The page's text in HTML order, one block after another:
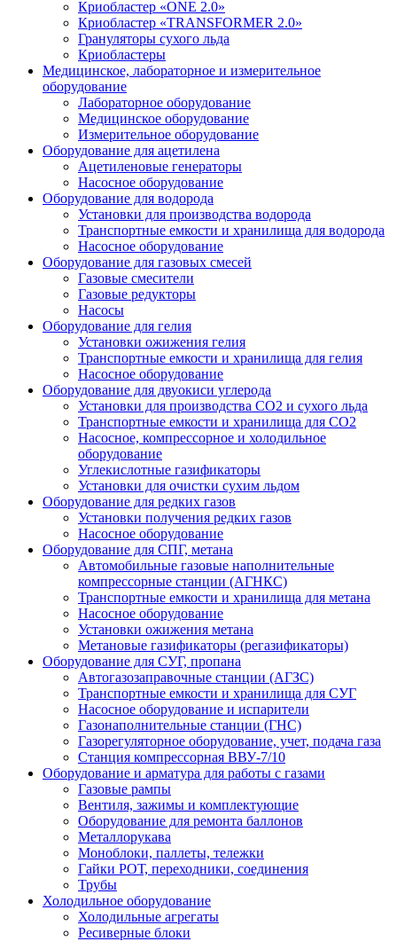
Криобластер «ONE 2.0»
Криобластер «TRANSFORMER 2.0»
Грануляторы сухого льда
Криобластеры
Медицинское, лабораторное и измерительное
оборудование
Лабораторное оборудование
Медицинское оборудование
Измерительное оборудование
Оборудование для ацетилена
Ацетиленовые генераторы
Насосное оборудование
Оборудование для водорода
Установки для производства водорода
Транспортные емкости и хранилища для водорода
Насосное оборудование
Оборудование для газовых смесей
Газовые смесители
Газовые редукторы
Насосы
Оборудование для гелия
Установки ожижения гелия
Транспортные емкости и хранилища для гелия
Насосное оборудование
Оборудование для двуокиси углерода
Установки для производства СО2 и сухого льда
Транспортные емкости и хранилища для CO2
Насосное, компрессорное и холодильное
оборудование
Углекислотные газификаторы
Установки для очистки сухим льдом
Оборудование для редких газов
Установки получения редких газов
Насосное оборудование
Оборудование для СПГ, метана
Автомобильные газовые наполнительные
компрессорные станции (АГНКС)
Транспортные емкости и хранилища для метана
Насосное оборудование
Установки ожижения метана
Метановые газификаторы (регазификаторы)
Оборудование для СУГ, пропана
Автогазозаправочные станции (АГЗС)
Транспортные емкости и хранилища для СУГ
Насосное оборудование и испарители
Газонаполнительные станции (ГНС)
Газорегуляторное оборудование, учет, подача газа
Станция компрессорная ВВУ-7/10
Оборудование и арматура для работы с газами
Газовые рампы
Вентиля, зажимы и комплектующие
Оборудование для ремонта баллонов
Металлорукава
Моноблоки, паллеты, тележки
Гайки РОТ, переходники, соединения
Трубы
Холодильное оборудование
Холодильные агрегаты
Ресиверные блоки